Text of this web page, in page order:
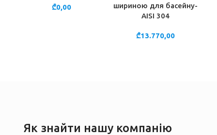
₾0,00
шириною для басейну-
AISI 304
₾13.770,00
Як знайти нашу компанію